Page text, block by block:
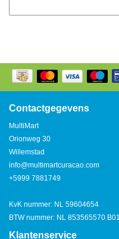
Contactgegevens
MultiMart
Orionweg 30
Willemstad
info@multimartcuracao.com
+5999 7881749
KvK nummer: NL 59604654
BTW nummer: NL 853565570 B01
Klantenservice